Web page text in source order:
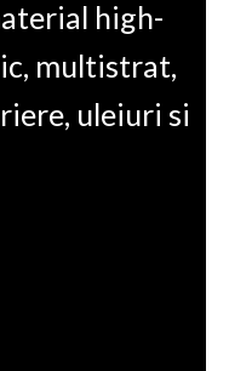
high-
multistrat,
uleiuri si